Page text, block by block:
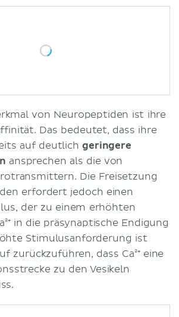
von Neuropeptiden ist ihre
Das bedeutet, dass ihre
auf deutlichgeringere
ansprechen als die von
Die Freisetzung
erfordert jedoch einen
der zu einem erhöhten
in die präsynaptische Endigung
Stimulusanforderung ist
zurückzuführen, dass Ca²⁺ eine
zu den Vesikeln